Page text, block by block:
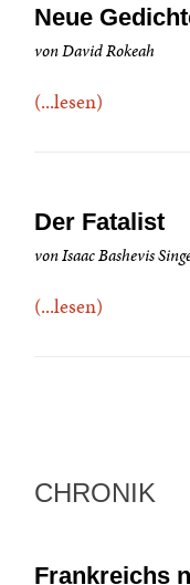
Neue
von David Rokeah
(...lesen)
Der Fatalist
von Isaac Bashevis
(...lesen)
CHRONIK
Frankreichs